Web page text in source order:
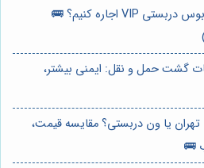
⭐️ چگونه در تهران اتوبوس دربستی VIP اجاره کنیم؟ 🚌
گشت حمل و نقل: ایمنی بیشتر،
یا ون دربستی؟ مقایسه قیمت،
🚌